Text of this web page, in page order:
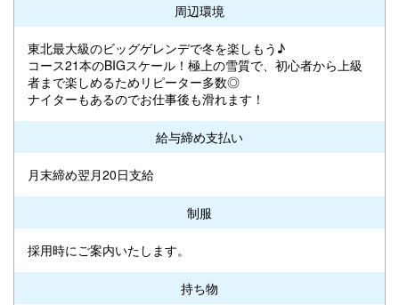
周辺環境
東北最大級のビッグゲレンデで冬を楽しもう♪
コース21本のBIGスケール！極上の雪質で、初心者から上級
者まで楽しめるためリピーター多数◎
ナイターもあるのでお仕事後も滑れます！
給与締め支払い
月末締め翌月20日支給
制服
採用時にご案内いたします。
持ち物